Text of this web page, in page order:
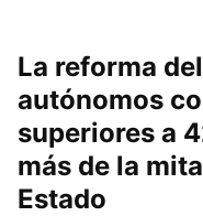
La reforma
autónomos
superiores a
más de la
Estado